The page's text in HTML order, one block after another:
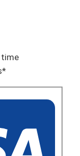
time